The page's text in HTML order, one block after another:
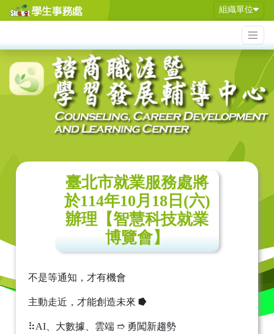
組織單位
臺北市就業服務處將
於114年10月18日(六)
辦理【智慧科技就業
博覽會】
不是等通知，才有機會
主動走近，才能創造未來 ⭓
⠷AI、大數據、雲端 ➱ 勇闖新趨勢